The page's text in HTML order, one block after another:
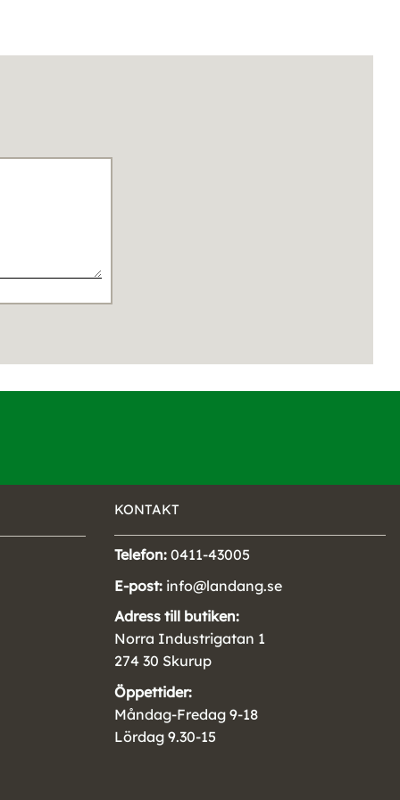
KONTAKT
Telefon: 0411-43005
E-post: info@landang.se
Adress till butiken:
Norra Industrigatan 1
274 30 Skurup
Öppettider:
Måndag-Fredag 9-18
Lördag 9.30-15